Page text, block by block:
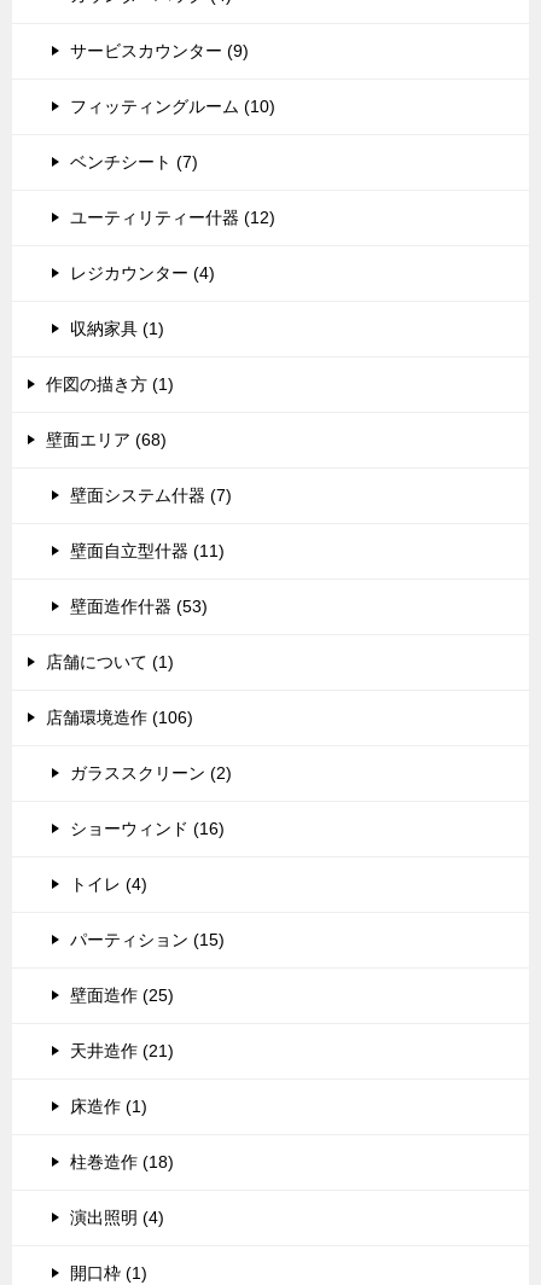
サービスカウンター (9)
フィッティングルーム (10)
ベンチシート (7)
ユーティリティー什器 (12)
レジカウンター (4)
収納家具 (1)
作図の描き方 (1)
壁面エリア (68)
壁面システム什器 (7)
壁面自立型什器 (11)
壁面造作什器 (53)
店舗について (1)
店舗環境造作 (106)
ガラススクリーン (2)
ショーウィンド (16)
トイレ (4)
パーティション (15)
壁面造作 (25)
天井造作 (21)
床造作 (1)
柱巻造作 (18)
演出照明 (4)
開口枠 (1)